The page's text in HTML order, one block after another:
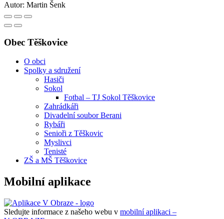
Autor: Martin Šenk
Obec Těškovice
O obci
Spolky a sdružení
Hasiči
Sokol
Fotbal – TJ Sokol Těškovice
Zahrádkáři
Divadelní soubor Berani
Rybáři
Senioři z Těškovic
Myslivci
Tenisté
ZŠ a MŠ Těškovice
Mobilní aplikace
Sledujte informace z našeho webu v mobilní aplikaci –